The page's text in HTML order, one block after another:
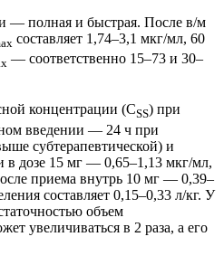
— полная и быстрая. После в/м
составляет 1,74–3,1 мкг/мл, 60
— соответственно 15–73 и 30–
концентрации (CSS) при
введении — 24 ч при
субтерапевтической) и
в дозе 15 мг — 0,65–1,13 мкг/мл,
приема внутрь 10 мг — 0,39–
составляет 0,15–0,33 л/кг. У
объем
увеличиваться в 2 раза, а его